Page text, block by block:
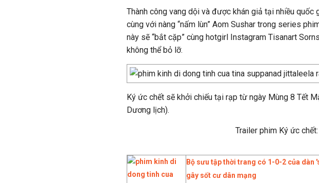
Thành công vang dội và được khán giả tại nhiều quốc
cùng với nàng “nấm lùn” Aom Sushar trong series
này sẽ “bắt cặp” cùng hotgirl Instagram Tisanart
không thể bỏ lỡ.
Ký ức chết sẽ khởi chiếu tại rạp từ ngày Mùng 8 Tết
Dương lịch).
Trailer phim Ký ức chết:
Bộ sưu tập thời trang có 1-0-2 của dàn
gây sốt cư dân mạng